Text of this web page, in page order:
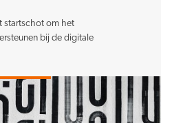
startschot om het
bij de digitale